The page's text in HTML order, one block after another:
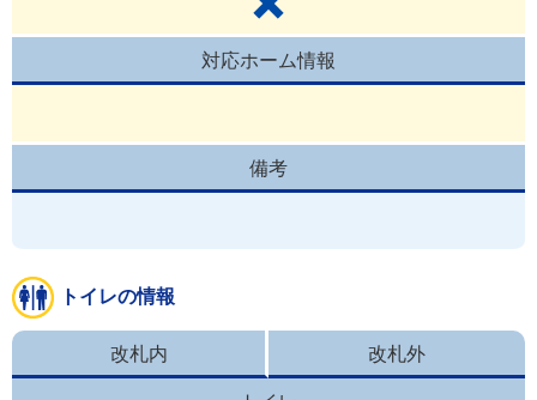
対応ホーム情報
備考
トイレの情報
改札内 改札外